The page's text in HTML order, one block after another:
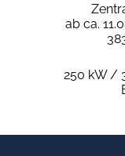
ab ca.
250 kW /